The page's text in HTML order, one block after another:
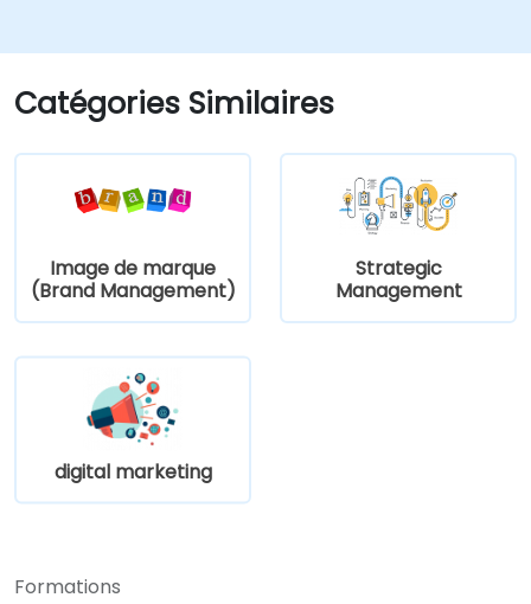
en œuvre dans la pratique.
Catégories Similaires
Image de marque
(Brand Management)
Strategic
Management
digital marketing
Formations